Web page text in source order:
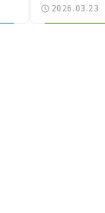
2026.03.23